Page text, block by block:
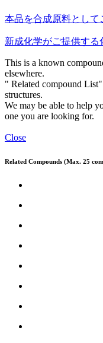
本品を合成原料として
新成化学がご提供する
This is a known
elsewhere.
" Related compound
structures.
We may be able to help
one you are looking for.
Close
Related Compounds (Max. 25